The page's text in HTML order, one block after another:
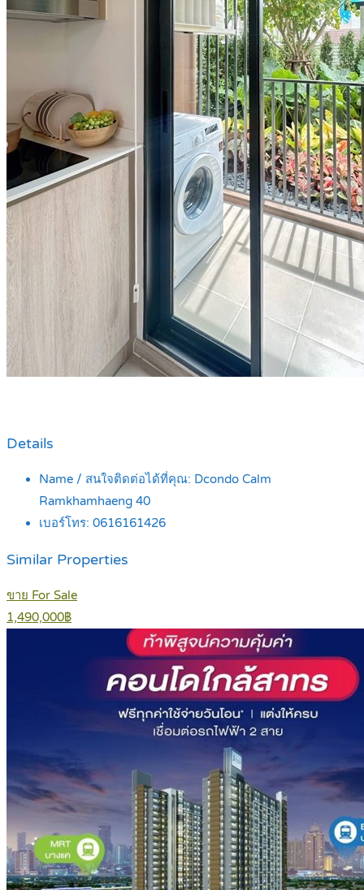
Details
Name / สนใจติดต่อได้ที่คุณ: Dcondo Calm
Ramkhamhaeng 40
เบอร์โทร: 0616161426
Similar Properties
ขาย For Sale
1,490,000฿